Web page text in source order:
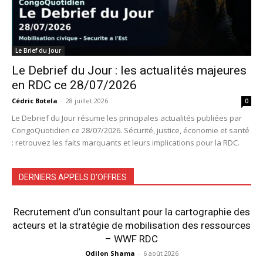
Le Brief du Jour
Le Debrief du Jour : les actualités majeures
en RDC ce 28/07/2026
Cédric Botela - 28 juillet 2026 0
Le Debrief du Jour résume les principales actualités publiées par
CongoQuotidien ce 28/07/2026. Sécurité, justice, économie et santé
: retrouvez les faits marquants et leurs implications pour la RDC.
DERNIERS APPELS D'OFFRES
Recrutement d’un consultant pour la cartographie des
acteurs et la stratégie de mobilisation des ressources
– WWF RDC
Odilon Shama - 6 août 2026